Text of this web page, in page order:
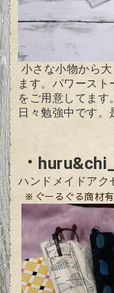
小さな小物から
ます。パワース
をご用意してます
日々勉強中です。
・ huru&chi_
ハンドメイドアク
※ぐーるぐる商材有